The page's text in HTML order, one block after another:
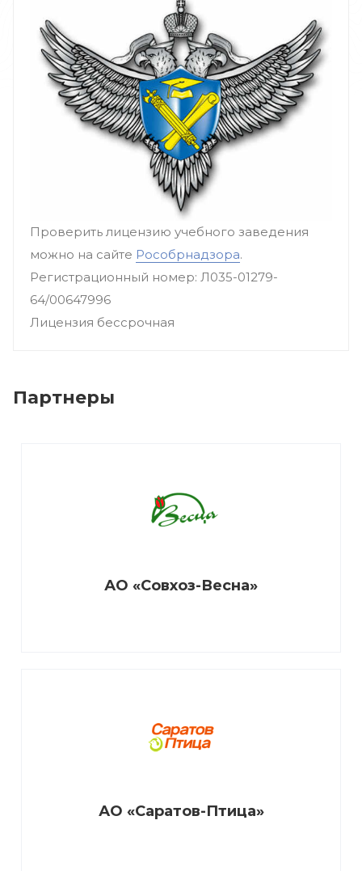
Проверить лицензию учебного заведения
можно на сайте Рособрнадзора.
Регистрационный номер: Л035-01279-
64/00647996
Лицензия бессрочная
Партнеры
АО «Совхоз-Весна»
АО «Саратов-Птица»